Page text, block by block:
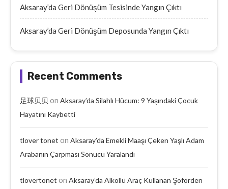
Aksaray’da Geri Dönüşüm Tesisinde Yangın Çıktı
Aksaray’da Geri Dönüşüm Deposunda Yangın Çıktı
Recent Comments
足球贝贝 on Aksaray’da Silahlı Hücum: 9 Yaşındaki Çocuk
Hayatını Kaybetti
tlover tonet on Aksaray’da Emekli Maaşı Çeken Yaşlı Adam
Arabanın Çarpması Sonucu Yaralandı
tlovertonet on Aksaray’da Alkollü Araç Kullanan Şoförden